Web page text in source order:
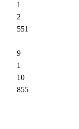
1
2
551
9
1
10
855